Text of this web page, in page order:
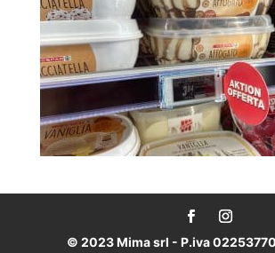
© 2023 Mima srl - P.iva